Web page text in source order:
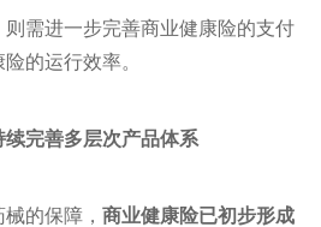
需进一步完善商业健康险的支付
的运行效率。
完善多层次产品体系
的保障， 商业健康险已初步形成